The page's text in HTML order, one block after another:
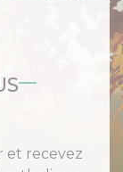
et recevez